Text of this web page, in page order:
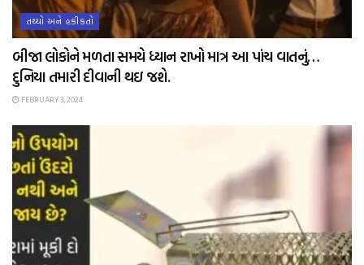
તથ્યો અને હકીકતો
બીજા લોકોને મળતા સમયે ધ્યાન રાખો માત્ર આ પાંચ વાતનું…
દુનિયા તમારી દીવાની થઇ જશે.
FEBRUARY 3, 2024